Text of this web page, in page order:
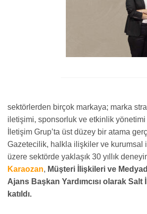
sektörlerden birçok markaya; marka
iletişimi, sponsorluk ve etkinlik
İletişim Grup’ta üst düzey bir atama
Gazetecilik, halkla ilişkiler ve kurumsal
üzere sektörde yaklaşık 30 yıllık
Karaozan, Müşteri İlişkileri ve
Ajans Başkan Yardımcısı olarak Salt
katıldı.